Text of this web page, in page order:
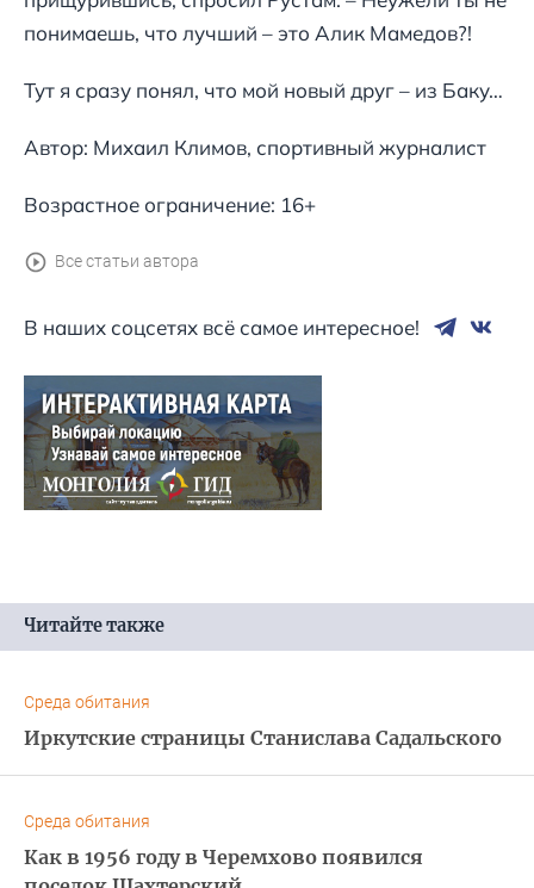
понимаешь, что лучший – это Алик Мамедов?!
Тут я сразу понял, что мой новый друг – из Баку…
Автор: Михаил Климов, спортивный журналист
Возрастное ограничение: 16+
Все статьи автора
В наших соцсетях всё самое интересное!
Читайте также
Среда обитания
Иркутские страницы Станислава Садальского
Среда обитания
Как в 1956 году в Черемхово появился